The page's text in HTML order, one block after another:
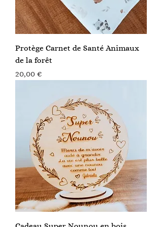
Protège Carnet de Santé Animaux
de la forêt
Prix
20,00 €